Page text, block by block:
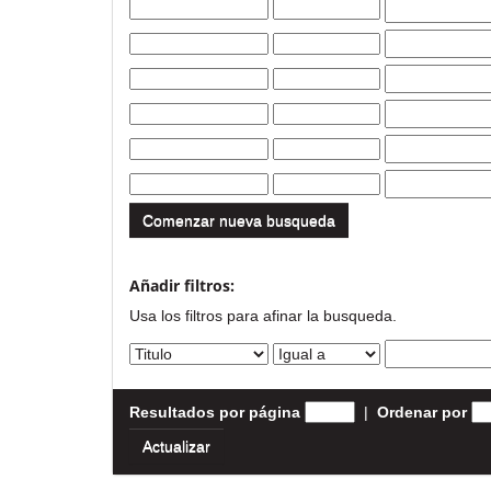
Comenzar nueva busqueda
Añadir filtros:
Usa los filtros para afinar la busqueda.
Resultados por página | Ordenar por